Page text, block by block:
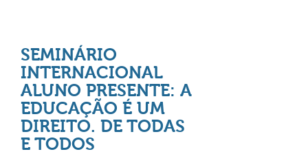
SEMINÁRIO
INTERNACIONAL
ALUNO PRESENTE: A
EDUCAÇÃO É UM
DIREITO. DE TODAS
E TODOS